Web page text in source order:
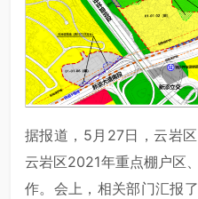
据报道，5月27日，云岩
云岩区2021年重点棚户区
作。会上，相关部门汇报